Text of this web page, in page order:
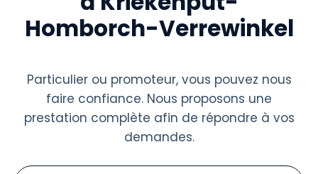
Homborch-Verrewinkel
Particulier ou promoteur, vous pouvez nous
faire confiance. Nous proposons une
prestation complète afin de répondre à vos
demandes.